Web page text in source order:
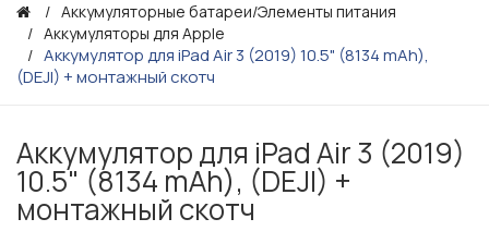
Аккумуляторные батареи/Элементы питания
Аккумуляторы для Apple
Аккумулятор для iPad Air 3 (2019) 10.5" (8134 mAh),
(DEJI) + монтажный скотч
Аккумулятор для iPad Air 3 (2019)
10.5" (8134 mAh), (DEJI) +
монтажный скотч